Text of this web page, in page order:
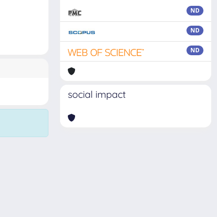
ND
ND
ND
social impact